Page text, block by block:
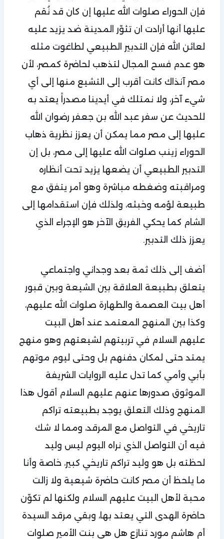
فإن الحوراء صلوات الله عليها إن كان قد نُقم
عليها أنها أرادت ان تثوّر المدينة ضد يزيد عليه
لعائن الله فإن التدبير الطبيعي لطاغوت مثله
هو عدم فسح المجال لتذهب لحاضرة كمصر، لأن
مصر آنذاك كانت أقرب إلى التشيع منها إلى أي
شيء آخر، ولا نمتلك في أيدينا مصدراً يعتد به
للحديث عن سفر عبد الله بن جعفر رضوان الله
عليها إلى مصر مما يمكن أن يعزز نظرية ذهاب
الحوراء زينب صلوات الله عليها إلى مصر، بل إن
التدبير الطبيعي أن يضعها يزيد تحت أنظاره
ومراقبته وضغطه مباشرة وهو أمر يتفق مع
طبيعة لؤمه وخبثه، ولذلك فإن استقدامها إلى
الشام كما يحكي الفريق الآخر هو الإجراء الذي
يعزز ذلك التدبير.
أضف إلى ذلك ثمة بعد وجداني واجتماعي
يتعلق بطبيعة العلاقة بين الشيعة وبين قبور
أهل بيت العصمة والطهارة صلوات الله عليهم،
وكذا بين المنهج المعتمد عند أهل البيت
عليهم السلام في تربيتهم لشيعتهم وهو منهج
يمتد حتى لمكان دفنهم بل وحتى ليوم موتهم
بأبي وأمي كما تدل عليه الروايات الشريفة
الموثوق صدورها عنهم عليهم السلام أقول هذا
المنهج وذلك التعلق يوجد بطبيعته تراكم
تاريخي في التواصل مع المرقد، ومما لا شك
فيه أن التواصل الذي نراه اليوم ليس وليد
لحظته بل هو وليد تراكم تاريخي كبير، خاصة وأنا
ما يلحظ أن مصر كانت حاضرة شيعية ولا زالت
محبة لأهل البيت عليهم السلام ولكنها لم تكوّن
حاضرة الهدى التي يعتد بها، وبقي مرقد السيدة
أم هاشم مورد تنازع هل هي بنت الأمير صلوات